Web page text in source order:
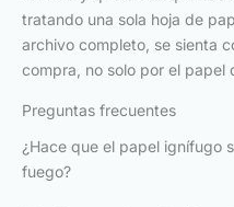
tratando una sola hoja de
archivo completo, se sienta
compra, no solo por el papel
Preguntas frecuentes
¿Hace que el papel ignífugo
fuego?